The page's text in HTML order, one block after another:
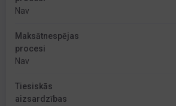
Nav
Maksātnespējas
procesi
Nav
Tiesiskās
aizsardzības